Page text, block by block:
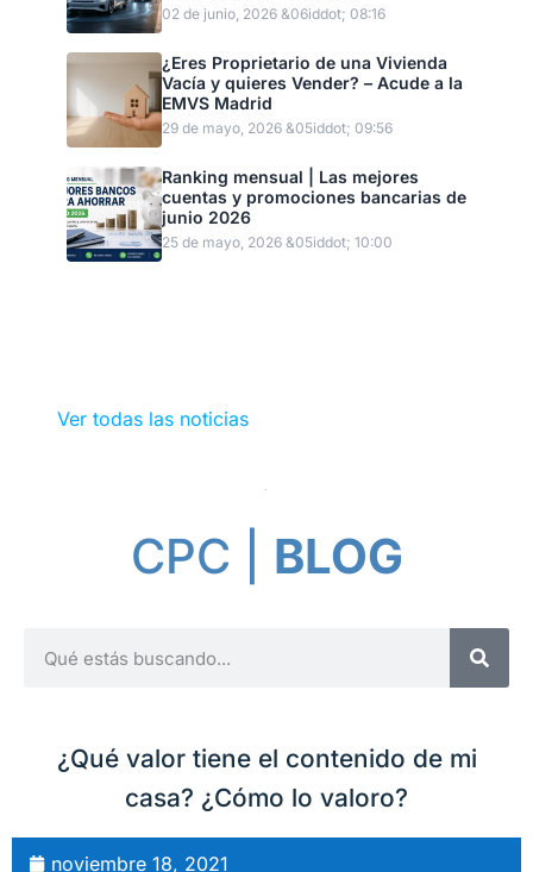
02 de junio, 2026 &06iddot; 08:16
¿Eres Proprietario de una Vivienda
Vacía y quieres Vender? – Acude a la
EMVS Madrid
29 de mayo, 2026 &05iddot; 09:56
Ranking mensual | Las mejores
cuentas y promociones bancarias de
junio 2026
25 de mayo, 2026 &05iddot; 10:00
Ver todas las noticias
CPC | BLOG
¿Qué valor tiene el contenido de mi
casa? ¿Cómo lo valoro?
noviembre 18, 2021